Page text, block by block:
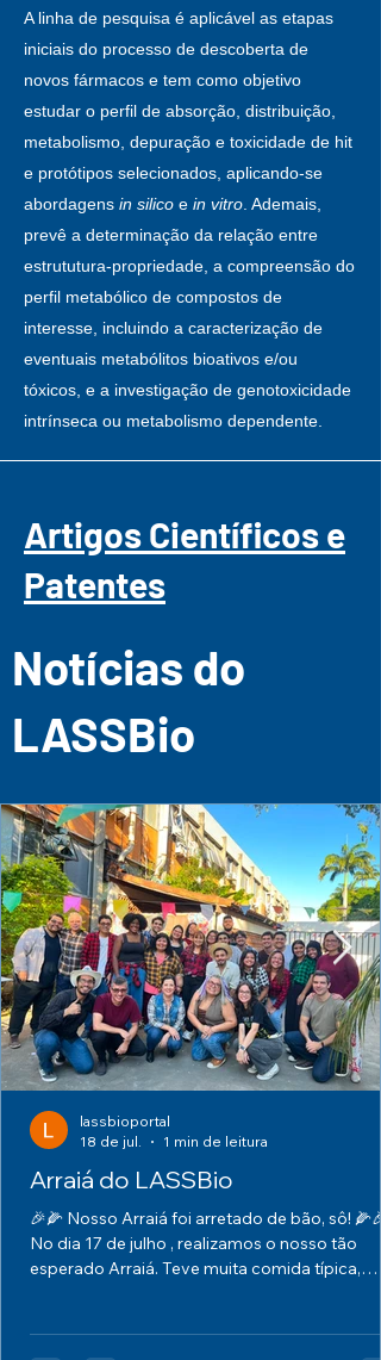
A linha de pesquisa é aplicável as etapas
iniciais do processo de descoberta de
novos fármacos e tem como objetivo
estudar o perfil de absorção, distribuição,
metabolismo, depuração e toxicidade de hit
e protótipos selecionados, aplicando-se
abordagens in silico e in vitro . Ademais,
prevê a determinação da relação entre
estrututura-propriedade, a compreensão do
perfil metabólico de compostos de
interesse, incluindo a caracterização de
eventuais metabólitos bioativos e/ou
tóxicos, e a investigação de genotoxicidade
intrínseca ou metabolismo dependente.
Artigos Científicos e
Patentes
Notícias do
LASSBio
Arraiá do LASSBio
🎉🌽 Nosso Arraiá foi arretado de bão, sô! 🌽🎉
No dia 17 de julho , realizamos o nosso tão
esperado Arraiá. Teve muita comida típica,
lassbioportal
18 de jul.
1 min de leitura